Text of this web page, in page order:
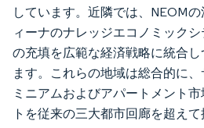
しています。近隣では、NEOM
ィーナのナレッジエコノミック
の充填を広範な経済戦略に統合
ます。これらの地域は総合的に
ミニアムおよびアパートメント
トを従来の三大都市回廊を超えて